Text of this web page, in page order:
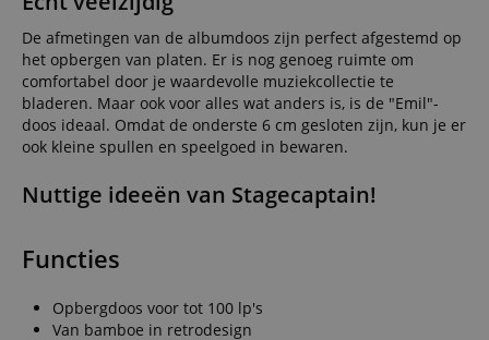
De afmetingen van de albumdoos zijn perfect afgestemd op
het opbergen van platen. Er is nog genoeg ruimte om
comfortabel door je waardevolle muziekcollectie te
bladeren. Maar ook voor alles wat anders is, is de "Emil"-
doos ideaal. Omdat de onderste 6 cm gesloten zijn, kun je er
ook kleine spullen en speelgoed in bewaren.
Nuttige ideeën van Stagecaptain!
Functies
Opbergdoos voor tot 100 lp's
Van bamboe in retrodesign